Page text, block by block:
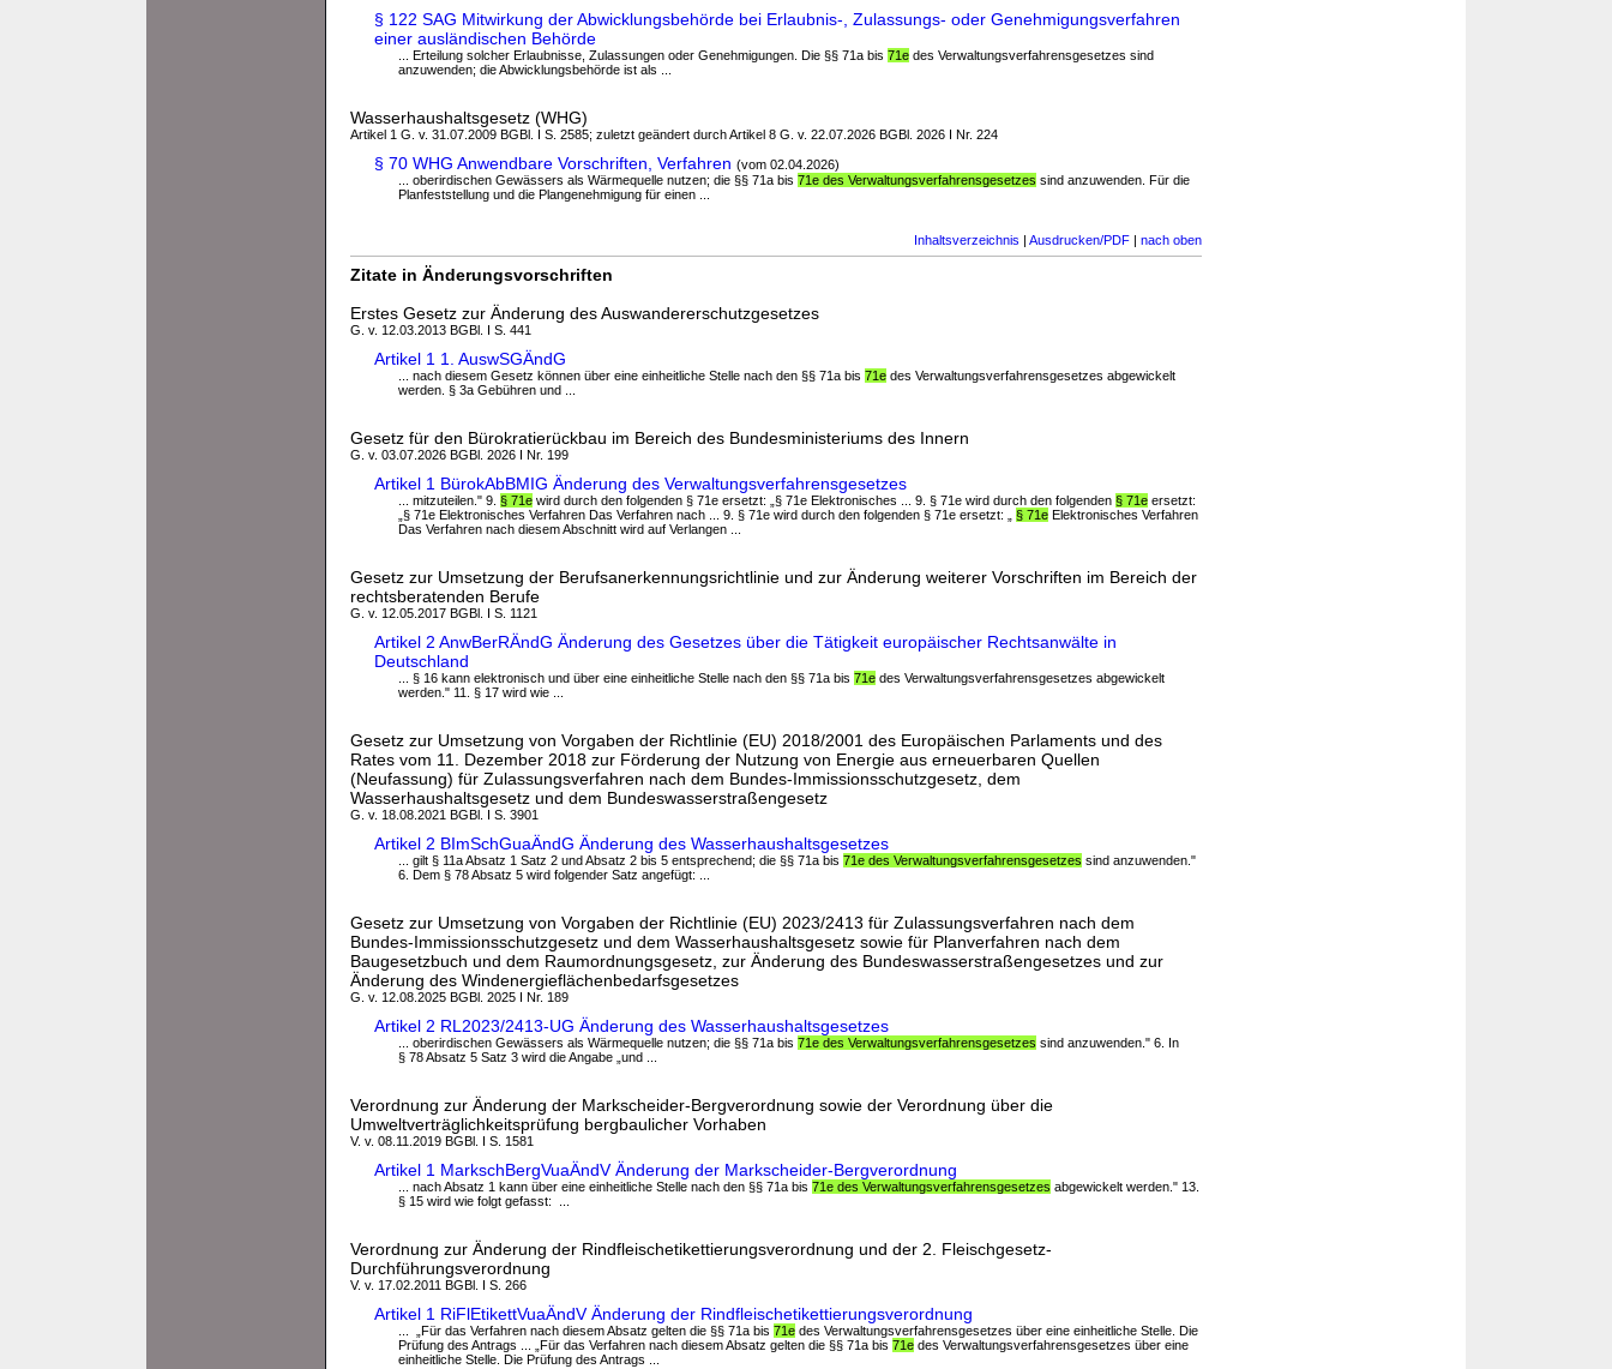
§ 122 SAG Mitwirkung der Abwicklungsbehörde bei Erlaubnis-, Zulassungs- oder Genehmigungsverfahren
einer ausländischen Behörde
... Erteilung solcher Erlaubnisse, Zulassungen oder Genehmigungen. Die §§ 71a bis 71e des Verwaltungsverfahrensgesetzes sind
anzuwenden; die Abwicklungsbehörde ist als ...
Wasserhaushaltsgesetz (WHG)
Artikel 1 G. v. 31.07.2009 BGBl. I S. 2585; zuletzt geändert durch Artikel 8 G. v. 22.07.2026 BGBl. 2026 I Nr. 224
§ 70 WHG Anwendbare Vorschriften, Verfahren (vom 02.04.2026)
... oberirdischen Gewässers als Wärmequelle nutzen; die §§ 71a bis 71e des Verwaltungsverfahrensgesetzes sind anzuwenden. Für die
Planfeststellung und die Plangenehmigung für einen ...
Inhaltsverzeichnis | Ausdrucken/PDF | nach oben
Zitate in Änderungsvorschriften
Erstes Gesetz zur Änderung des Auswandererschutzgesetzes
G. v. 12.03.2013 BGBl. I S. 441
Artikel 1 1. AuswSGÄndG
... nach diesem Gesetz können über eine einheitliche Stelle nach den §§ 71a bis 71e des Verwaltungsverfahrensgesetzes abgewickelt
werden. § 3a Gebühren und ...
Gesetz für den Bürokratierückbau im Bereich des Bundesministeriums des Innern
G. v. 03.07.2026 BGBl. 2026 I Nr. 199
Artikel 1 BürokAbBMIG Änderung des Verwaltungsverfahrensgesetzes
... mitzuteilen." 9. § 71e wird durch den folgenden § 71e ersetzt: „§ 71e Elektronisches ... 9. § 71e wird durch den folgenden § 71e ersetzt:
„§ 71e Elektronisches Verfahren Das Verfahren nach ... 9. § 71e wird durch den folgenden § 71e ersetzt: „ § 71e Elektronisches Verfahren
Das Verfahren nach diesem Abschnitt wird auf Verlangen ...
Gesetz zur Umsetzung der Berufsanerkennungsrichtlinie und zur Änderung weiterer Vorschriften im Bereich der
rechtsberatenden Berufe
G. v. 12.05.2017 BGBl. I S. 1121
Artikel 2 AnwBerRÄndG Änderung des Gesetzes über die Tätigkeit europäischer Rechtsanwälte in
Deutschland
... § 16 kann elektronisch und über eine einheitliche Stelle nach den §§ 71a bis 71e des Verwaltungsverfahrensgesetzes abgewickelt
werden." 11. § 17 wird wie ...
Gesetz zur Umsetzung von Vorgaben der Richtlinie (EU) 2018/2001 des Europäischen Parlaments und des
Rates vom 11. Dezember 2018 zur Förderung der Nutzung von Energie aus erneuerbaren Quellen
(Neufassung) für Zulassungsverfahren nach dem Bundes-Immissionsschutzgesetz, dem
Wasserhaushaltsgesetz und dem Bundeswasserstraßengesetz
G. v. 18.08.2021 BGBl. I S. 3901
Artikel 2 BImSchGuaÄndG Änderung des Wasserhaushaltsgesetzes
... gilt § 11a Absatz 1 Satz 2 und Absatz 2 bis 5 entsprechend; die §§ 71a bis 71e des Verwaltungsverfahrensgesetzes sind anzuwenden."
6. Dem § 78 Absatz 5 wird folgender Satz angefügt: ...
Gesetz zur Umsetzung von Vorgaben der Richtlinie (EU) 2023/2413 für Zulassungsverfahren nach dem
Bundes-Immissionsschutzgesetz und dem Wasserhaushaltsgesetz sowie für Planverfahren nach dem
Baugesetzbuch und dem Raumordnungsgesetz, zur Änderung des Bundeswasserstraßengesetzes und zur
Änderung des Windenergieflächenbedarfsgesetzes
G. v. 12.08.2025 BGBl. 2025 I Nr. 189
Artikel 2 RL2023/2413-UG Änderung des Wasserhaushaltsgesetzes
... oberirdischen Gewässers als Wärmequelle nutzen; die §§ 71a bis 71e des Verwaltungsverfahrensgesetzes sind anzuwenden." 6. In
§ 78 Absatz 5 Satz 3 wird die Angabe „und ...
Verordnung zur Änderung der Markscheider-Bergverordnung sowie der Verordnung über die
Umweltverträglichkeitsprüfung bergbaulicher Vorhaben
V. v. 08.11.2019 BGBl. I S. 1581
Artikel 1 MarkschBergVuaÄndV Änderung der Markscheider-Bergverordnung
... nach Absatz 1 kann über eine einheitliche Stelle nach den §§ 71a bis 71e des Verwaltungsverfahrensgesetzes abgewickelt werden." 13.
§ 15 wird wie folgt gefasst: ...
Verordnung zur Änderung der Rindfleischetikettierungsverordnung und der 2. Fleischgesetz-
Durchführungsverordnung
V. v. 17.02.2011 BGBl. I S. 266
Artikel 1 RiFlEtikettVuaÄndV Änderung der Rindfleischetikettierungsverordnung
... „Für das Verfahren nach diesem Absatz gelten die §§ 71a bis 71e des Verwaltungsverfahrensgesetzes über eine einheitliche Stelle. Die
Prüfung des Antrags ... „Für das Verfahren nach diesem Absatz gelten die §§ 71a bis 71e des Verwaltungsverfahrensgesetzes über eine
einheitliche Stelle. Die Prüfung des Antrags ...